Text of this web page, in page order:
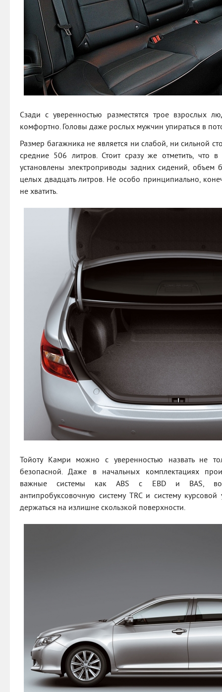
Сзади с уверенностью разместятся трое взрослых
комфортно. Головы даже рослых мужчин упираться в
Размер багажника не является ни слабой, ни сильной
средние 506 литров. Стоит сразу же отметить, что
установлены электроприводы задних сидений, объем
целых двадцать литров. Не особо принципиально,
не хватить.
Тойоту Камри можно с уверенностью назвать не
безопасной. Даже в начальных комплектациях
важные системы как ABS с EBD и BAS,
антипробуксовочную систему TRC и систему курсовой
держаться на излишне скользкой поверхности.